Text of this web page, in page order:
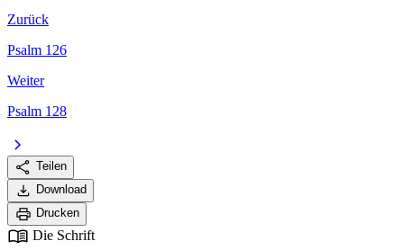
Zurück
Psalm 126
Weiter
Psalm 128
chevron_right
share Teilen
download Download
print Drucken
menu_book Die Schrift